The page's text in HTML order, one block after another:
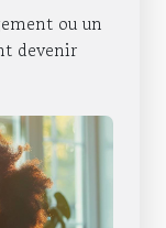
ou un
devenir